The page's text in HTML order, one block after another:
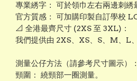
專業綉字： 可於領巾左右兩邊刺綉
官方質感： 可加購印製自訂學校
​📐 全港最齊尺寸 (2XS 至 3XL)：
我們提供由 2XS、XS、S、M、L
測量公仔方法（請參考尺寸圖示）：
頸圍： 繞頸部一圈測量。